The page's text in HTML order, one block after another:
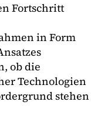
Fortschritt
in Form
ob die
Technologien
stehen